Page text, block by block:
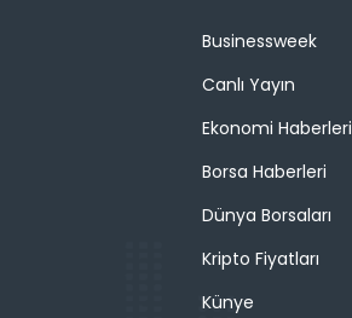
Businessweek
Canlı Yayın
Ekonomi Haberleri
Borsa Haberleri
Dünya Borsaları
Kripto Fiyatları
Künye